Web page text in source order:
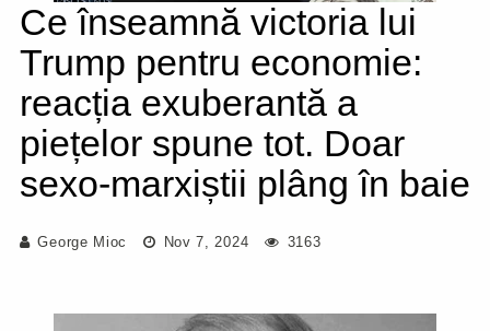
Ce înseamnă victoria lui
Trump pentru economie:
reacția exuberantă a
piețelor spune tot. Doar
sexo-marxiștii plâng în baie
George Mioc Nov 7, 2024 3163